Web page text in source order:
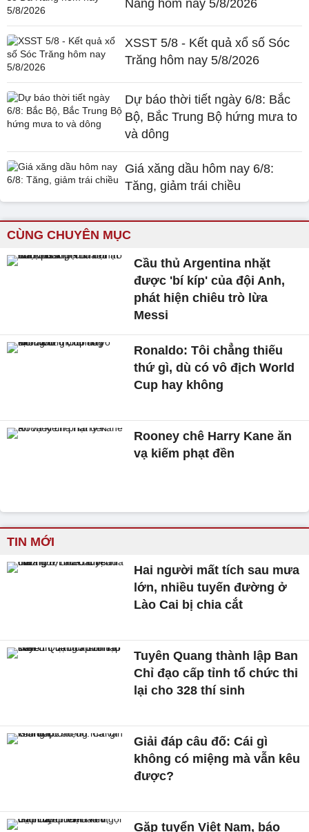
Nẵng hôm nay 5/8/2026
XSST 5/8 - Kết quả xổ số Sóc
Trăng hôm nay 5/8/2026
Dự báo thời tiết ngày 6/8: Bắc
Bộ, Bắc Trung Bộ hứng mưa to
và dông
Giá xăng dầu hôm nay 6/8:
Tăng, giảm trái chiều
CÙNG CHUYÊN MỤC
Cầu thủ Argentina nhặt
được 'bí kíp' của đội Anh,
phát hiện chiêu trò lừa
Messi
Ronaldo: Tôi chẳng thiếu
thứ gì, dù có vô địch World
Cup hay không
Rooney chê Harry Kane ăn
vạ kiếm phạt đền
TIN MỚI
Hai người mất tích sau mưa
lớn, nhiều tuyến đường ở
Lào Cai bị chia cắt
Tuyên Quang thành lập Ban
Chỉ đạo cấp tỉnh tổ chức thi
lại cho 328 thí sinh
Giải đáp câu đố: Cái gì
không có miệng mà vẫn kêu
được?
Gặp tuyển Việt Nam, báo